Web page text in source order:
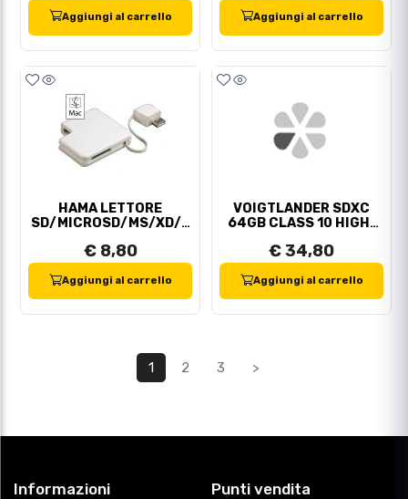
Aggiungi al carrello Aggiungi al carrello
HAMA LETTORE
SD/MICROSD/MS/XD/S
€ 8,80
Aggiungi al carrello
VOIGTLANDER SDXC
64GB CLASS 10 HIGH-
€ 34,80
Aggiungi al carrello
1 2 3 >
Informazioni Punti vendita